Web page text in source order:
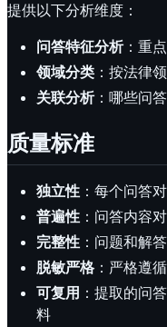
提供以下分析维度：
问答特征分析：重
领域分类 ：按法律
关联分析：哪些问
质量标准
独立性 ：每个问答
普遍性 ：问答内容
完整性 ：问题和解
脱敏严格 ：严格遵
可复用 ：提取的问
料